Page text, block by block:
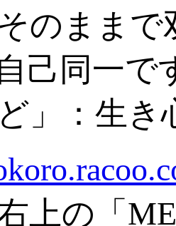
のまま
己同一で
ど」：生
上の「